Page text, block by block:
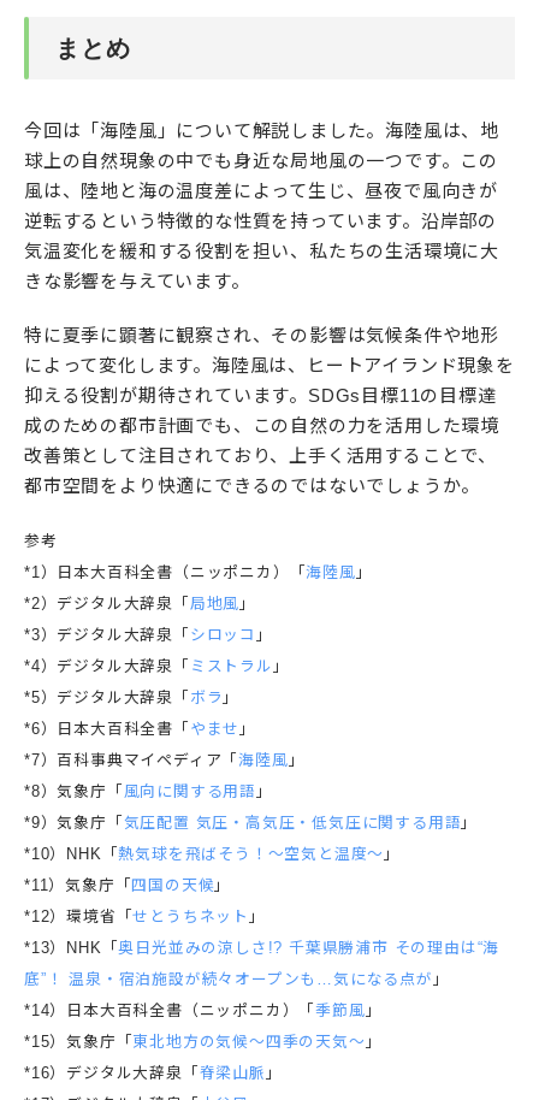
まとめ
今回は「海陸風」について解説しました。海陸風は、地
球上の自然現象の中でも身近な局地風の一つです。この
風は、陸地と海の温度差によって生じ、昼夜で風向きが
逆転するという特徴的な性質を持っています。沿岸部の
気温変化を緩和する役割を担い、私たちの生活環境に大
きな影響を与えています。
特に夏季に顕著に観察され、その影響は気候条件や地形
によって変化します。海陸風は、ヒートアイランド現象を
抑える役割が期待されています。SDGs目標11の目標達
成のための都市計画でも、この自然の力を活用した環境
改善策として注目されており、上手く活用することで、
都市空間をより快適にできるのではないでしょうか。
参考
*1）日本大百科全書（ニッポニカ）「海陸風 」
*2）デジタル大辞泉「 局地風 」
*3）デジタル大辞泉「 シロッコ 」
*4）デジタル大辞泉「 ミストラル 」
*5）デジタル大辞泉「 ボラ 」
*6）日本大百科全書「 やませ 」
*7）百科事典マイペディア「海陸風 」
*8）気象庁「 風向に関する用語 」
*9）気象庁「 気圧配置 気圧・高気圧・低気圧に関する用語 」
*10）NHK「熱気球を飛ばそう！～空気と温度～ 」
*11）気象庁「 四国の天候 」
*12）環境省「せとうちネット 」
*13）NHK「奥日光並みの涼しさ!? 千葉県勝浦市 その理由は“海
底”！ 温泉・宿泊施設が続々オープンも…気になる点が 」
*14）日本大百科全書（ニッポニカ）「季節風 」
*15）気象庁「 東北地方の気候～四季の天気～ 」
*16）デジタル大辞泉「 脊梁山脈 」